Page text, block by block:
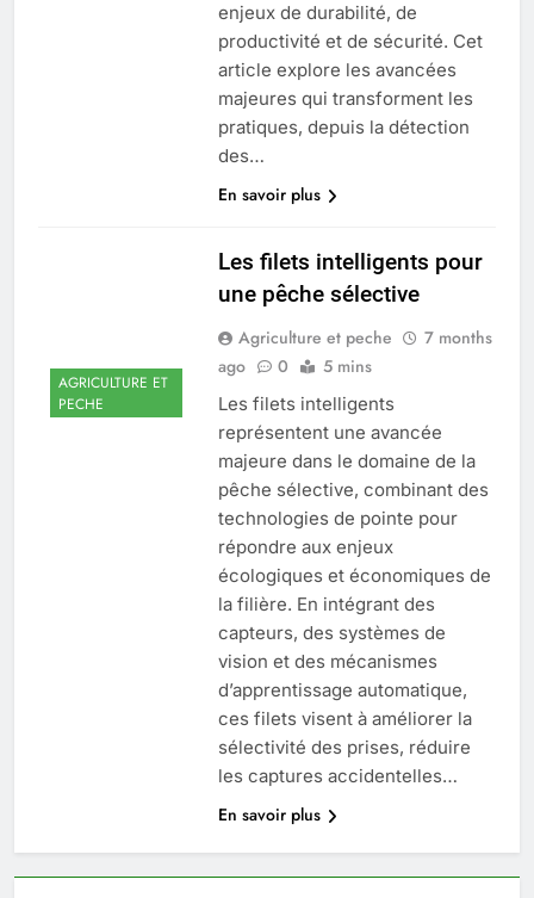
enjeux de durabilité, de
productivité et de sécurité. Cet
article explore les avancées
majeures qui transforment les
pratiques, depuis la détection
des…
En savoir plus
AGRICULTURE ET
PECHE
Les filets intelligents pour
une pêche sélective
Agriculture et peche
7 months
ago
0 5 mins
Les filets intelligents
représentent une avancée
majeure dans le domaine de la
pêche sélective, combinant des
technologies de pointe pour
répondre aux enjeux
écologiques et économiques de
la filière. En intégrant des
capteurs, des systèmes de
vision et des mécanismes
d’apprentissage automatique,
ces filets visent à améliorer la
sélectivité des prises, réduire
les captures accidentelles…
En savoir plus